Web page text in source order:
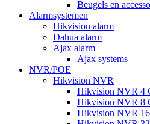
Beugels en
Alarmsystemen
Hikvision alarm
Dahua alarm
Ajax alarm
Ajax systems
NVR/POE
Hikvision NVR
Hikvision NVR 4
Hikvision NVR 8
Hikvision NVR 16